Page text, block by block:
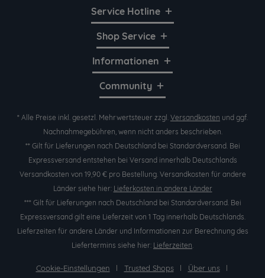
Service Hotline
Shop Service
Informationen
Community
* Alle Preise inkl. gesetzl. Mehrwertsteuer zzgl. Versandkosten und ggf.
Nachnahmegebühren, wenn nicht anders beschrieben.
** Gilt für Lieferungen nach Deutschland bei Standardversand. Bei
Expressversand entstehen bei Versand innerhalb Deutschlands
Versandkosten von 19,90 € pro Bestellung. Versandkosten für andere
Länder siehe hier: Lieferkosten in andere Länder
*** Gilt für Lieferungen nach Deutschland bei Standardversand. Bei
Expressversand gilt eine Lieferzeit von 1 Tag innerhalb Deutschlands.
Lieferzeiten für andere Länder und Informationen zur Berechnung des
Liefertermins siehe hier: Lieferzeiten.
Cookie-Einstellungen Trusted Shops
Über uns